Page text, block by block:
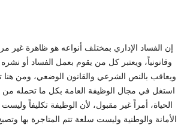
إن الفساد الإداري بمختلف أنواعه هو ظاهرة غير
وقانونياً، ويعتبر كل من يقوم بعمل الفساد أو
ويعاقب بالنص الشرعي والقانون الوضعي، ومن هنا
استغل في مجال الوظيفة العامة بكل ما تحمله
الحياة، أمراً غير مقبول، لأن الوظيفة تكليفاً
الأمانة والوطنية وليست سلعة تتم المتاجرة بها